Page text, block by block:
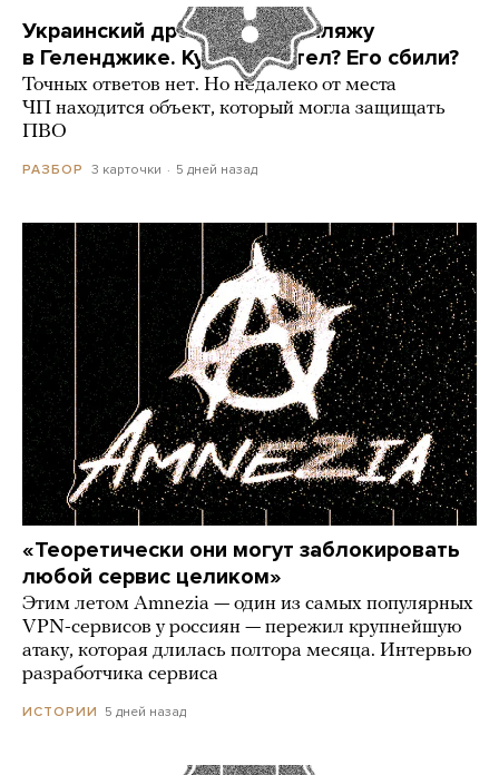
Украинский дрон попал по пляжу
в Геленджике. Куда он летел? Его сбили?
Точных ответов нет. Но недалеко от места
ЧП находится объект, который могла защищать
ПВО
РАЗБОР 3 карточки 5 дней назад
«Теоретически они могут заблокировать
любой сервис целиком»
Этим летом Amnezia — один из самых популярных
VPN-сервисов у россиян — пережил крупнейшую
атаку, которая длилась полтора месяца. Интервью
разработчика сервиса
ИСТОРИИ 5 дней назад